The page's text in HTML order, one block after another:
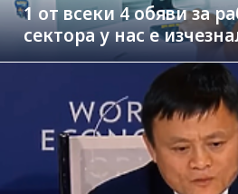
1 от всеки 4 обяви за
сектора у нас е